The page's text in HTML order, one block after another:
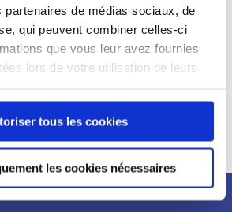
partenaires de médias sociaux, de
qui peuvent combiner celles-ci
que vous leur avez fournies
lors de votre utilisation de leurs
site Web.
tous les cookies
les cookies nécessaires